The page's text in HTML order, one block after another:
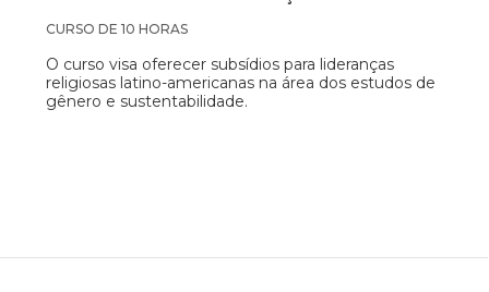
CURSO DE 10 HORAS
O curso visa oferecer subsídios para lideranças
religiosas latino-americanas na área dos estudos de
gênero e sustentabilidade.